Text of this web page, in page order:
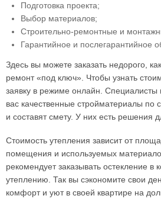
Подготовка проекта;
Выбор материалов;
Строительно-ремонтные и
Гарантийное и послегарантийное
Здесь вы можете заказать недорого,
ремонт «под ключ». Чтобы узнать
заявку в режиме онлайн. Специалисты
вас качественные стройматериалы
и составят смету. У них есть решения
Стоимость утепления зависит от
помещения и используемых
рекомендует заказывать остекление в
утеплению. Так вы сэкономите свои
комфорт и уют в своей квартире на